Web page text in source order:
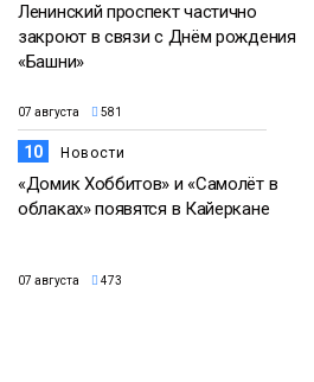
Ленинский проспект частично
закроют в связи с Днём рождения
«Башни»
07 августа 581
10 Новости
«Домик Хоббитов» и «Самолёт в
облаках» появятся в Кайеркане
07 августа 473